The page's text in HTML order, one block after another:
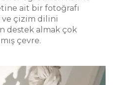
ait bir fotoğrafı
çizim dilini
destek almak çok
çevre.